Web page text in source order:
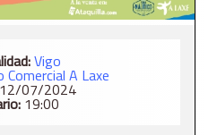
Vigo
Comercial A Laxe
07/2024
19:00